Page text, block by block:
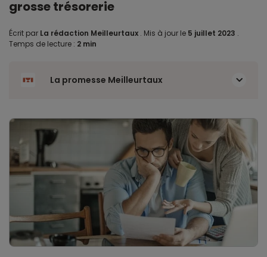
grosse trésorerie
Écrit par La rédaction Meilleurtaux . Mis à jour le 5 juillet 2023 .
Temps de lecture : 2 min
La promesse Meilleurtaux